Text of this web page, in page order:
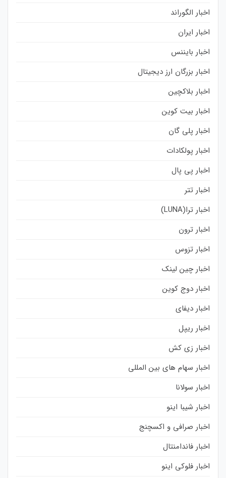
اخبار الگوراند
اخبار ایران
اخبار بایننس
اخبار بزرگان ارز دیجیتال
اخبار بلاکچین
اخبار بیت کوین
اخبار پلی گان
اخبار پولکادات
اخبار پی پال
اخبار تتر
اخبار ترا(LUNA)
اخبار ترون
اخبار تزوس
اخبار چین لینک
اخبار دوج کوین
اخبار دیفای
اخبار ریپل
اخبار زی کش
اخبار سهام های بین المللی
اخبار سولانا
اخبار شیبا اینو
اخبار صرافی و اکسچنج
اخبار فاندامنتال
اخبار فلوکی اینو